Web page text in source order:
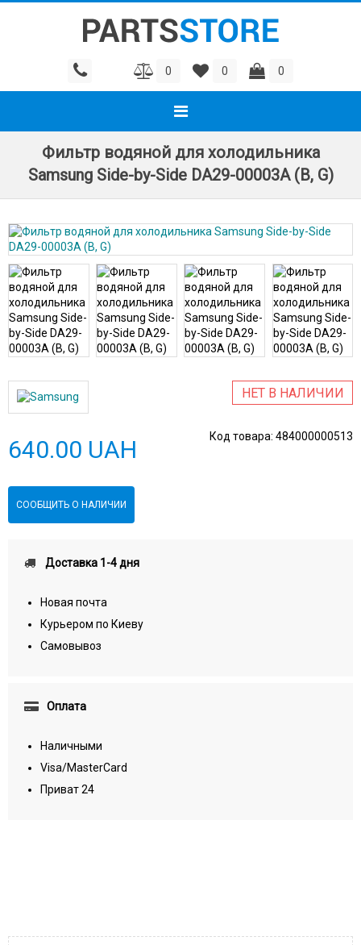
0 0 0
Фильтр водяной для холодильника
Samsung Side-by-Side DA29-00003A (B, G)
НЕТ В НАЛИЧИИ
Код товара: 484000000513
640.00 UAH
СООБЩИТЬ О НАЛИЧИИ
Доставка 1-4 дня
Новая почта
Курьером по Киеву
Самовывоз
Оплата
Наличными
Visa/MasterCard
Приват 24